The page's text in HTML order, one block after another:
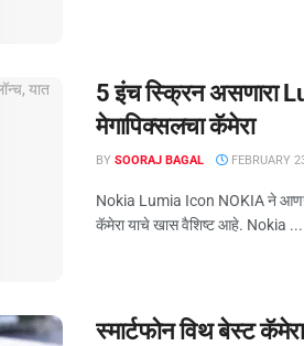
5 इंच स्क्रिन असणारा
मेगापिक्सलचा कॅमेरा
BY SOORAJ BAGAL FEBRUARY
Nokia Lumia Icon NOKIA ने आणखी
कॅमेरा याचे खास वैशिष्ट आहे. Nokia ...
स्मार्टफोन विथ बेस्ट कॅमेरा